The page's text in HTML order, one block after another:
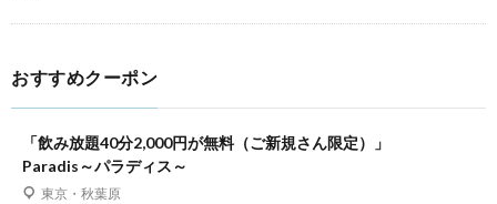
おすすめクーポン
「飲み放題40分2,000円が無料（ご新規さん限定）」
Paradis～パラディス～
東京・秋葉原